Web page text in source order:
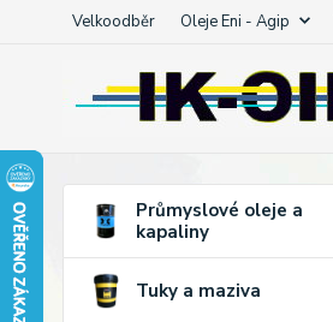
Velkoodběr Oleje Eni - Agip
Průmyslové oleje a
kapaliny
Tuky a maziva